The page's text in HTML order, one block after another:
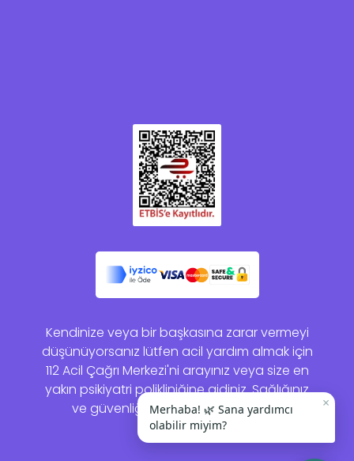
Kendinize veya bir başkasına zarar vermeyi
düşünüyorsanız lütfen acil yardım almak için
112 Acil Çağrı Merkezi'ni arayınız veya size en
yakın psikiyatri polikliniğine gidiniz. Sağlığınız
ve güvenliğiniz bizim için önemlidir.
×
Merhaba! 🌿 Sana yardımcı
olabilir miyim?